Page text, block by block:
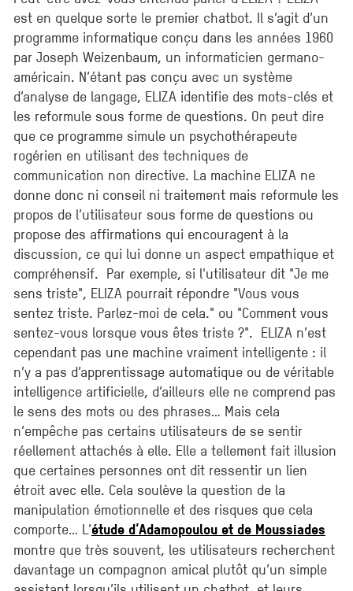
est en quelque sorte le premier chatbot. Il s’agit d’un
programme informatique conçu dans les années 1960
par Joseph Weizenbaum, un informaticien germano-
américain. N’étant pas conçu avec un système
d’analyse de langage, ELIZA identifie des mots-clés et
les reformule sous forme de questions. On peut dire
que ce programme simule un psychothérapeute
rogérien en utilisant des techniques de
communication non directive. La machine ELIZA ne
donne donc ni conseil ni traitement mais reformule les
propos de l’utilisateur sous forme de questions ou
propose des affirmations qui encouragent à la
discussion, ce qui lui donne un aspect empathique et
compréhensif. Par exemple, si l'utilisateur dit "Je me
sens triste", ELIZA pourrait répondre "Vous vous
sentez triste. Parlez-moi de cela." ou "Comment vous
sentez-vous lorsque vous êtes triste ?". ELIZA n’est
cependant pas une machine vraiment intelligente : il
n’y a pas d’apprentissage automatique ou de véritable
intelligence artificielle, d’ailleurs elle ne comprend pas
le sens des mots ou des phrases… Mais cela
n’empêche pas certains utilisateurs de se sentir
réellement attachés à elle. Elle a tellement fait illusion
que certaines personnes ont dit ressentir un lien
étroit avec elle. Cela soulève la question de la
manipulation émotionnelle et des risques que cela
comporte… L’étude d’Adamopoulou et de Moussiades
montre que très souvent, les utilisateurs recherchent
davantage un compagnon amical plutôt qu’un simple